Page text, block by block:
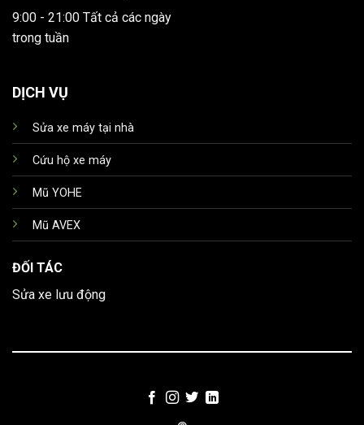
9:00 - 21:00 Tất cả các ngày
trong tuần
DỊCH VỤ
Sửa xe máy tại nhà
Cứu hộ xe máy
Mũ YOHE
Mũ AVEX
ĐỐI TÁC
Sửa xe lưu động